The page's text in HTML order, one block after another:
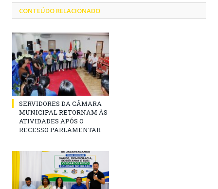
CONTEÚDO RELACIONADO
SERVIDORES DA CÂMARA
MUNICIPAL RETORNAM ÀS
ATIVIDADES APÓS O
RECESSO PARLAMENTAR